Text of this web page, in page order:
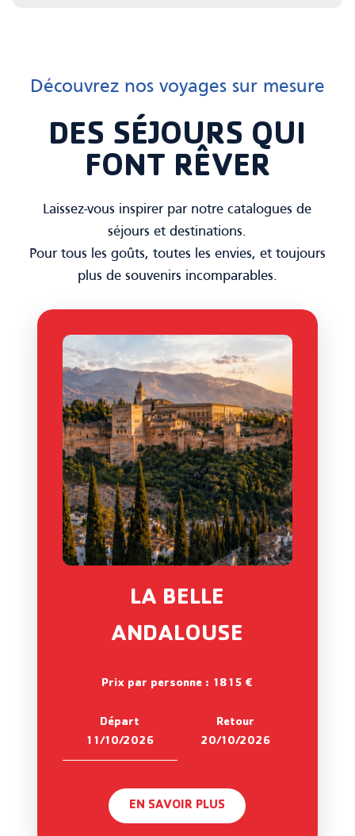
Découvrez nos voyages sur mesure
DES SÉJOURS QUI
FONT RÊVER
Laissez-vous inspirer par notre catalogues de
séjours et destinations.
Pour tous les goûts, toutes les envies, et toujours
plus de souvenirs incomparables.
LA BELLE
ANDALOUSE
Prix par personne : 1815 €
Départ
11/10/2026
Retour
20/10/2026
EN SAVOIR PLUS